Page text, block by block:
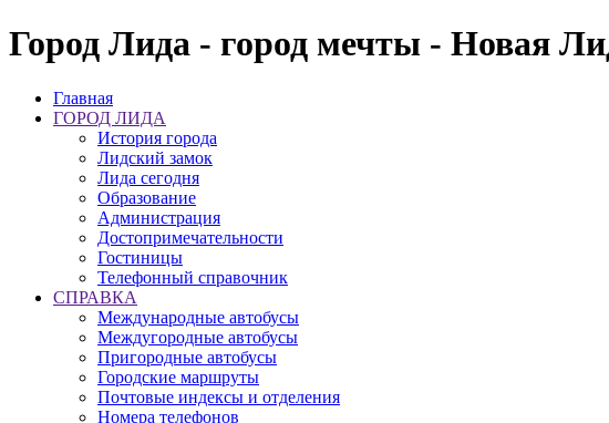
Город Лида - город мечты - Новая
Главная
ГОРОД ЛИДА
История города
Лидский замок
Лида сегодня
Образование
Администрация
Достопримечательности
Гостиницы
Телефонный справочник
СПРАВКА
Международные автобусы
Междугородные автобусы
Пригородные автобусы
Городские маршруты
Почтовые индексы и отделения
Номера телефонов